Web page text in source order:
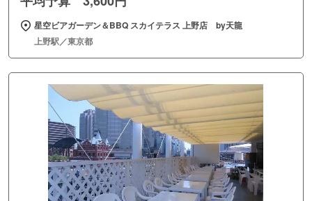
星空ビアガーデン＆BBQ スカイテラス 上野店 by天龍
上野駅／東京都